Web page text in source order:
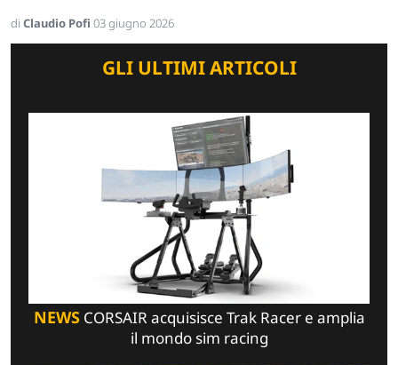
di Claudio Pofi 03 giugno 2026
GLI ULTIMI ARTICOLI
NEWSCORSAIR acquisisce Trak Racer e amplia
il mondo sim racing